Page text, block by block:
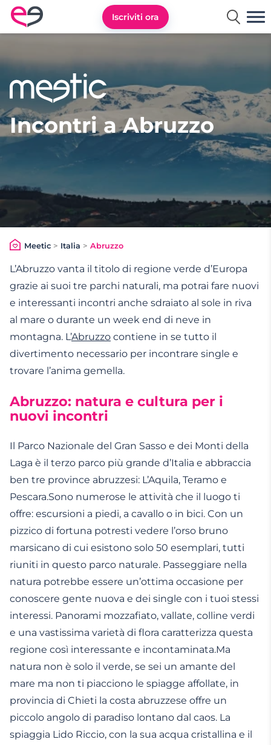
Meetic Italia
Iscriviti ora
Incontri a Abruzzo
Meetic> Italia > Abruzzo
L’Abruzzo vanta il titolo di regione verde d’Europa
grazie ai suoi tre parchi naturali, ma potrai fare nuovi
e interessanti incontri anche sdraiato al sole in riva
al mare o durante un week end di neve in
montagna. L’Abruzzo contiene in se tutto il
divertimento necessario per incontrare single e
trovare l’anima gemella.
Abruzzo: natura e cultura per i
nuovi incontri
Il Parco Nazionale del Gran Sasso e dei Monti della
Laga è il terzo parco più grande d’Italia e abbraccia
ben tre province abruzzesi: L’Aquila, Teramo e
Pescara.Sono numerose le attività che il luogo ti
offre: escursioni a piedi, a cavallo o in bici. Con un
pizzico di fortuna potresti vedere l’orso bruno
marsicano di cui esistono solo 50 esemplari, tutti
riuniti in questo parco naturale. Passeggiare nella
natura potrebbe essere un’ottima occasione per
conoscere gente nuova e dei single con i tuoi stessi
interessi. Panorami mozzafiato, vallate, colline verdi
e una vastissima varietà di flora caratterizza questa
regione così interessante e incontaminata.Ma
natura non è solo il verde, se sei un amante del
mare ma non ti piacciono le spiagge affollate, in
provincia di Chieti la costa abruzzese offre un
piccolo angolo di paradiso lontano dal caos. La
spiaggia Lido Riccio, con la sua acqua cristallina e il